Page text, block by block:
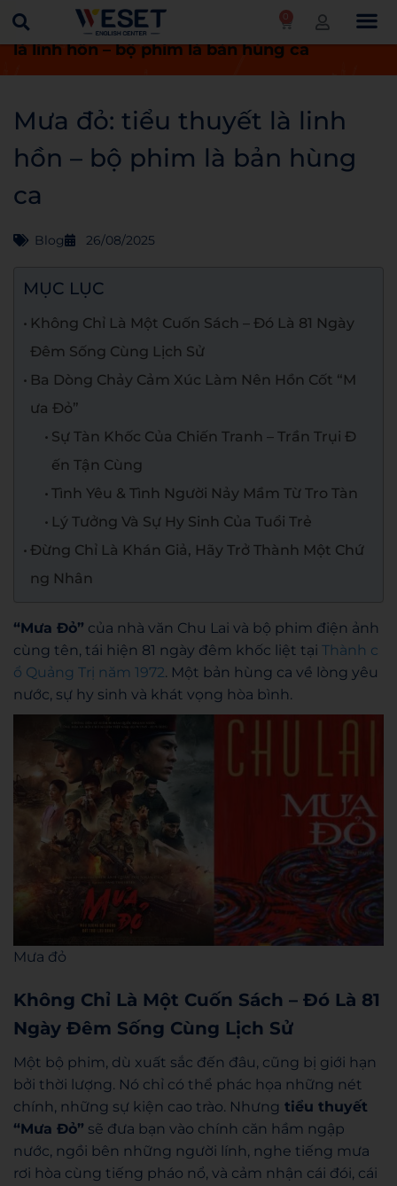
0
Trang chủ Blog
Mưa đỏ: tiểu thuyết
là linh hồn – bộ phim là bản hùng ca
Mưa đỏ: tiểu thuyết là linh
hồn – bộ phim là bản hùng
ca
Blog 26/08/2025
MỤC LỤC
Không Chỉ Là Một Cuốn Sách – Đó Là 81 Ngày
Đêm Sống Cùng Lịch Sử
Ba Dòng Chảy Cảm Xúc Làm Nên Hồn Cốt “M
ưa Đỏ”
Sự Tàn Khốc Của Chiến Tranh – Trần Trụi Đ
ến Tận Cùng
Tình Yêu & Tình Người Nảy Mầm Từ Tro Tàn
Lý Tưởng Và Sự Hy Sinh Của Tuổi Trẻ
Đừng Chỉ Là Khán Giả, Hãy Trở Thành Một Chứ
ng Nhân
“Mưa Đỏ” của nhà văn Chu Lai và bộ phim điện ảnh
cùng tên, tái hiện 81 ngày đêm khốc liệt tại Thành c
ổ Quảng Trị năm 1972. Một bản hùng ca về lòng yêu
nước, sự hy sinh và khát vọng hòa bình.
Mưa đỏ
Không Chỉ Là Một Cuốn Sách – Đó Là 81
Ngày Đêm Sống Cùng Lịch Sử
Một bộ phim, dù xuất sắc đến đâu, cũng bị giới hạn
bởi thời lượng. Nó chỉ có thể phác họa những nét
chính, những sự kiện cao trào. Nhưng tiểu thuyết
“Mưa Đỏ” sẽ đưa bạn vào chính căn hầm ngập
nước, ngồi bên những người lính, nghe tiếng mưa
rơi hòa cùng tiếng pháo nổ, và cảm nhận cái đói, cái